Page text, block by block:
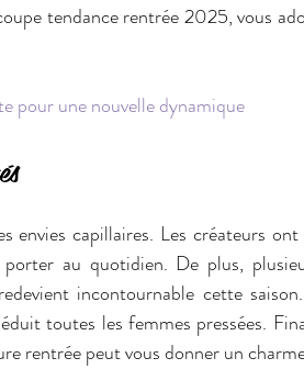
tendance rentrée 2025, vous
pour une nouvelle dynamique
capillaires. Les créateurs
au quotidien. De plus,
incontournable cette
toutes les femmes pressées.
rentrée peut vous donner un